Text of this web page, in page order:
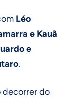
Léo
e Kauã
e
.
decorrer do